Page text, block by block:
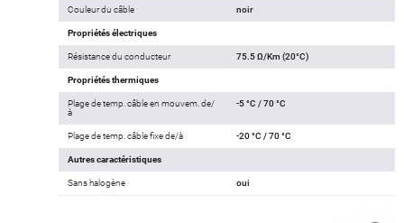
Couleur du câble noir
Propriétés électriques
Résistance du conducteur 75.5 Ω/Km (20°C)
Propriétés thermiques
Plage de temp. câble en mouvem. de/
à
-5 °C / 70 °C
Plage de temp. câble fixe de/à -20 °C / 70 °C
Autres caractéristiques
Sans halogène oui